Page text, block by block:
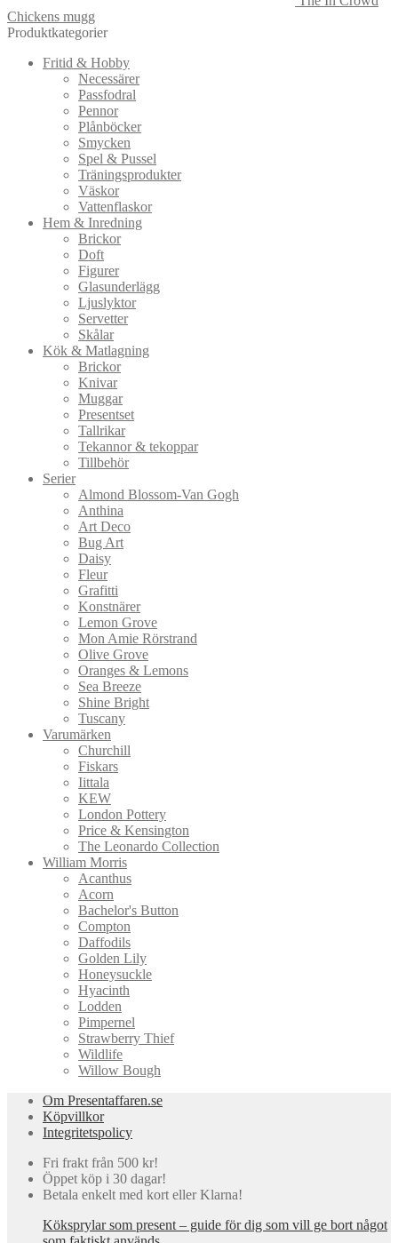
Chickens mugg
Produktkategorier
Fritid & Hobby
Necessärer
Passfodral
Pennor
Plånböcker
Smycken
Spel & Pussel
Träningsprodukter
Väskor
Vattenflaskor
Hem & Inredning
Brickor
Doft
Figurer
Glasunderlägg
Ljuslyktor
Servetter
Skålar
Kök & Matlagning
Brickor
Knivar
Muggar
Presentset
Tallrikar
Tekannor & tekoppar
Tillbehör
Serier
Almond Blossom-Van Gogh
Anthina
Art Deco
Bug Art
Daisy
Fleur
Grafitti
Konstnärer
Lemon Grove
Mon Amie Rörstrand
Olive Grove
Oranges & Lemons
Sea Breeze
Shine Bright
Tuscany
Varumärken
Churchill
Fiskars
Iittala
KEW
London Pottery
Price & Kensington
The Leonardo Collection
William Morris
Acanthus
Acorn
Bachelor's Button
Compton
Daffodils
Golden Lily
Honeysuckle
Hyacinth
Lodden
Pimpernel
Strawberry Thief
Wildlife
Willow Bough
Om Presentaffaren.se
Köpvillkor
Integritetspolicy
Fri frakt från 500 kr!
Öppet köp i 30 dagar!
Betala enkelt med kort eller Klarna!
Köksprylar som present – guide för dig som vill ge bort något